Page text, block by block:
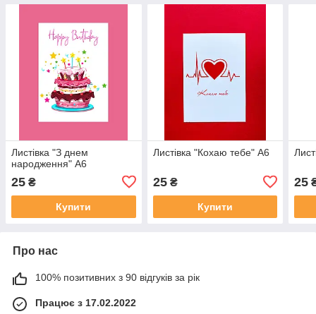
Листівка "З днем
народження" А6
25 ₴
Купити
Листівка "Кохаю тебе" А6
25₴
Купити
25
Про нас
100% позитивних з 90 відгуків за рік
Працює з 17.02.2022